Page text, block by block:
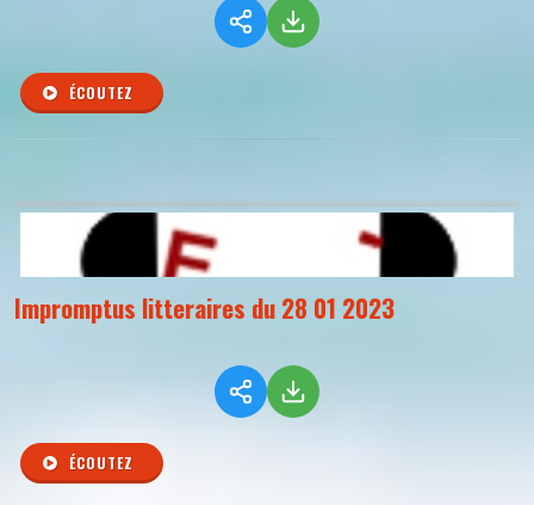
ÉCOUTEZ
Impromptus litteraires du 28 01 2023
ÉCOUTEZ